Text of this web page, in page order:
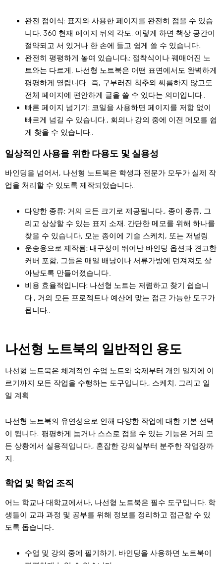
완전 접이식: 표지와 사용한 페이지를 완전히 접을 수 있습
니다. 360 현재 페이지 뒤의 각도. 이렇게 하면 책상 공간이
절약되고 서 있거나 한 손에 들고 쉽게 쓸 수 있습니다..
완전히 평평하게 놓여 있습니다.: 접착식이나 꿰매어진 노
트와는 다르게, 나선형 노트북은 어떤 표면에서도 완벽하게
평평하게 열립니다.. 즉, 구부러진 척추와 씨름하지 않고도
전체 페이지에 편안하게 글을 쓸 수 있다는 의미입니다..
빠른 페이지 넘기기: 코일을 사용하면 페이지를 저항 없이
빠르게 넘길 수 있습니다., 회의나 강의 중에 이전 메모를 쉽
게 찾을 수 있습니다..
일상적인 사용을 위한 다용도 및 실용성
바인딩을 넘어서, 나선형 노트북은 학생과 전문가 모두가 실제 작
업을 처리할 수 있도록 제작되었습니다..
다양한 종류: 거의 모든 크기로 제공됩니다., 종이 종류, 그
리고 상상할 수 있는 표지 소재. 간단한 메모를 위해 하나를
찾을 수 있습니다, 모눈 종이에 기술 스케치, 또는 저널링.
운송용으로 제작됨: 내구성이 뛰어난 바인딩 옵션과 견고한
커버 포함, 그들은 매일 배낭이나 서류가방에 던져져도 살
아남도록 만들어졌습니다..
비용 효율적입니다: 나선형 노트는 저렴하고 찾기 쉽습니
다., 거의 모든 프로젝트나 예산에 맞는 접근 가능한 도구가
됩니다..
나선형 노트북의 일반적인 용도
나선형 노트북은 체계적인 수업 노트와 숙제부터 개인 일지에 이
르기까지 모든 작업을 수행하는 도구입니다., 스케치, 그리고 일
일 계획.
나선형 노트북의 유연성으로 인해 다양한 작업에 대한 기본 선택
이 됩니다.. 평평하게 눕거나 스스로 접을 수 있는 기능은 거의 모
든 상황에서 실용적입니다., 혼잡한 강의실부터 분주한 작업장까
지.
학업 및 학업 조직
어느 학교나 대학교에서나, 나선형 노트북은 필수 도구입니다. 학
생들이 교과 과정 및 공부를 위해 정보를 정리하고 접근할 수 있
도록 돕습니다..
수업 및 강의 중에 필기하기, 바인딩을 사용하면 노트북이